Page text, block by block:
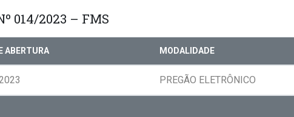
014/2023 – FMS
ABERTURA MODALIDADE
PREGÃO ELETRÔNICO